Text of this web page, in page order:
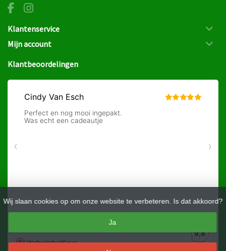
Wij slaan cookies op om onze website te verbeteren. Is dat akkoord?
Ja
Klantenservice
Mijn account
Klantbeoordelingen